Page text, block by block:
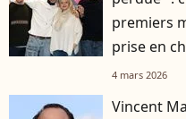
premiers
prise en
4 mars 2026
Vincent